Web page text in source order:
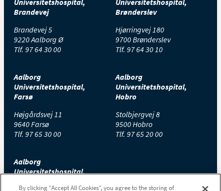
Universitetshospital,
Brandevej
Brandevej 5
9220 Aalborg Ø
Tlf. 97 64 30 00
Universitetshospital,
Brønderslev
Hjørringvej 180
9700 Brønderslev
Tlf. 97 64 30 10
Aalborg
Universitetshospital,
Farsø
Højgårdsvej 11
9640 Farsø
Tlf. 97 65 30 00
Aalborg
Universitetshospital,
Hobro
Stolbjergvej 8
9500 Hobro
Tlf. 97 65 20 00
Aalborg
Universitetshospital,
By clicking “Accept All Cookies”, you agree to the storing of